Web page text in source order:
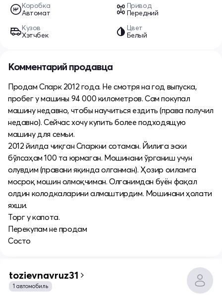
Коробка
Автомат
Привод
Передний
Кузов
Хэтчбек
Цвет
Белый
Комментарий продавца
Продам Спарк 2012 года. Не смотря на год выпуска,
пробег у машины 94 000 километров. Сам покупал
машину недавно, чтобы научиться ездить (права получил
недавно). Сейчас хочу купить более подходящую
машину для семьи.
2012 йилда чиқган Спаркни сотаман. Йилига эски
бўлсаҳам 100 та юрмаган. Мошинани ўрганиш учун
олувдим (правани яқинда олганман). Ҳозир оиламга
мосроқ мошин олмоқчиман. Олганимдан буён фақал
олдин колодкаларини алмаштирдим. Мошинани ҳолати
яхши.
Торг у капота.
Перекупам не продам
Состо
tozievnavruz31
1 автомобиль